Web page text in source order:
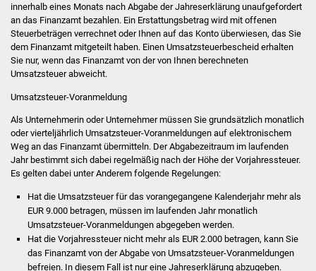
Ostermarkt
Einrichtungen
Stadtbücherei
Stadtarchiv
Zehntscheuer
Bürgerhaus
Kulturhalle
innerhalb eines Monats nach Abgabe der Jahreserklärung unaufgefordert
an das Finanzamt bezahlen. Ein Erstattungsbetrag wird mit offenen
Steuerbeträgen verrechnet oder Ihnen auf das Konto überwiesen, das Sie
dem Finanzamt mitgeteilt haben. Einen Umsatzsteuerbescheid erhalten
Sie nur, wenn das Finanzamt von der von Ihnen berechneten
Umsatzsteuer abweicht.
Umsatzsteuer-Voranmeldung
Als Unternehmerin oder Unternehmer müssen Sie grundsätzlich monatlich
oder vierteljährlich Umsatzsteuer-Voranmeldungen auf elektronischem
Weg an das Finanzamt übermitteln. Der Abgabezeitraum im laufenden
Jahr bestimmt sich dabei regelmäßig nach der Höhe der Vorjahressteuer.
Es gelten dabei unter Anderem folgende Regelungen:
Hat die Umsatzsteuer für das vorangegangene Kalenderjahr mehr als
EUR 9.000 betragen, müssen im laufenden Jahr monatlich
Umsatzsteuer-Voranmeldungen abgegeben werden.
Hat die Vorjahressteuer nicht mehr als EUR 2.000 betragen, kann Sie
das Finanzamt von der Abgabe von Umsatzsteuer-Voranmeldungen
befreien. In diesem Fall ist nur eine Jahreserklärung abzugeben.